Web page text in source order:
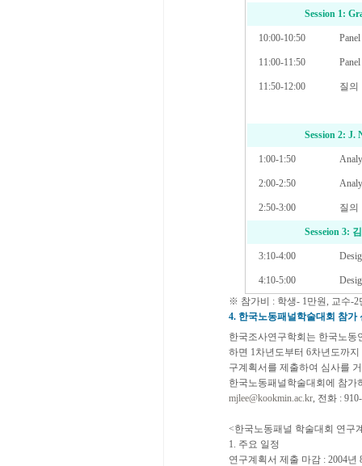
Session 1:
10:00-10:50
11:00-11:50
11:50-12:00 질의
Session 2: J.
1:00-1:50
2:00-2:50
2:50-3:00 질의
Sesseion 3:
3:10-4:00
4:10-5:00
※ 참가비 : 학생- 1만원, 교수-2
4. 한국노동패널학술대회 참가
한국조사연구학회는 한국노동
하면 1차년도부터 6차년도까
구계획서를 제출하여 심사를
한국노동패널학술대회에 참가
mjlee@kookmin.ac.kr, 전화 :
<한국노동패널 학술대회 연구
1. 주요 일정
연구계획서 제출 마감 : 2004년